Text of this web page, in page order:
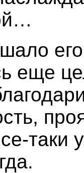
еще
таки